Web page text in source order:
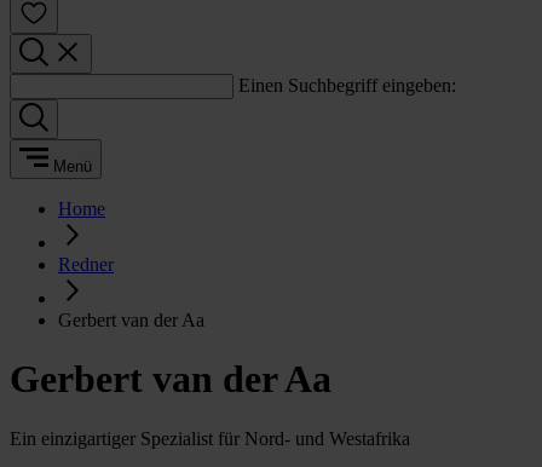
Einen Suchbegriff eingeben:
Menü
Home
Redner
Gerbert van der Aa
Gerbert van der Aa
Ein einzigartiger Spezialist für Nord- und Westafrika